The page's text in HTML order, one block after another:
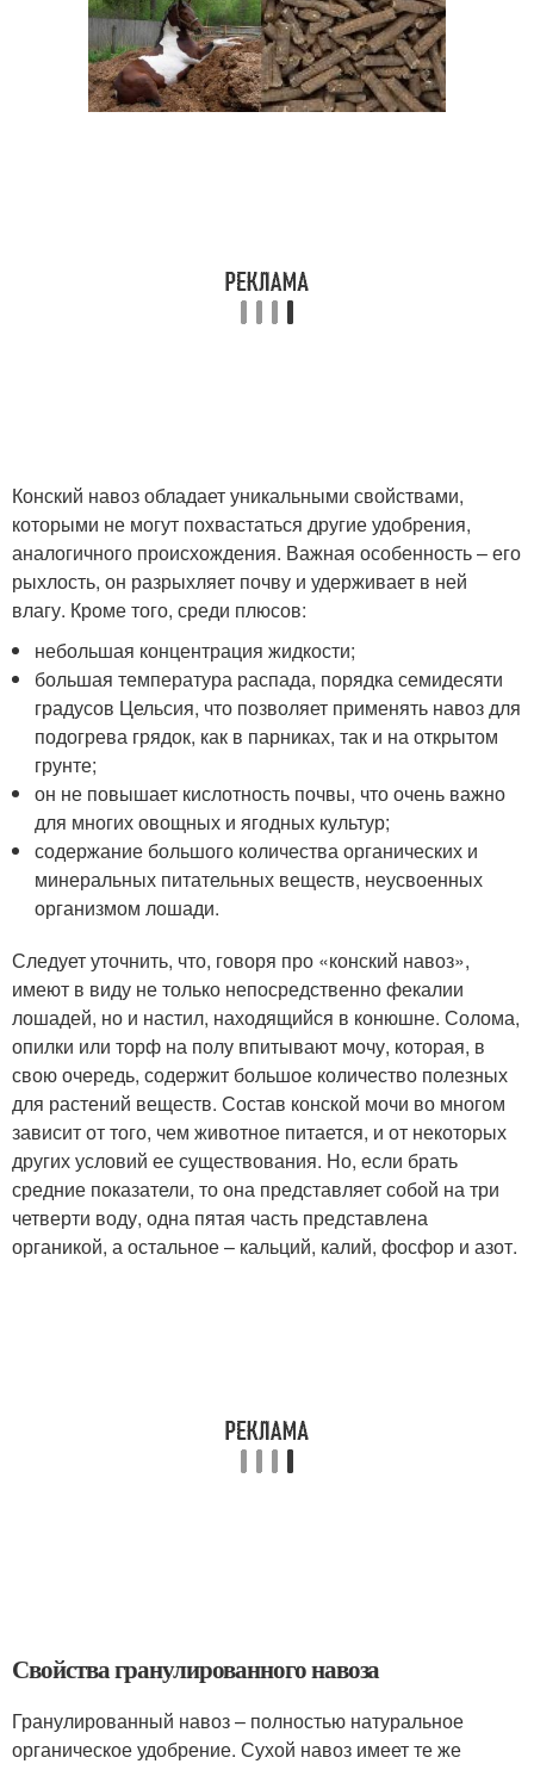
Конский навоз обладает уникальными свойствами,
которыми не могут похвастаться другие удобрения,
аналогичного происхождения. Важная особенность – его
рыхлость, он разрыхляет почву и удерживает в ней
влагу. Кроме того, среди плюсов:
небольшая концентрация жидкости;
большая температура распада, порядка семидесяти
градусов Цельсия, что позволяет применять навоз для
подогрева грядок, как в парниках, так и на открытом
грунте;
он не повышает кислотность почвы, что очень важно
для многих овощных и ягодных культур;
содержание большого количества органических и
минеральных питательных веществ, неусвоенных
организмом лошади.
Следует уточнить, что, говоря про «конский навоз»,
имеют в виду не только непосредственно фекалии
лошадей, но и настил, находящийся в конюшне. Солома,
опилки или торф на полу впитывают мочу, которая, в
свою очередь, содержит большое количество полезных
для растений веществ. Состав конской мочи во многом
зависит от того, чем животное питается, и от некоторых
других условий ее существования. Но, если брать
средние показатели, то она представляет собой на три
четверти воду, одна пятая часть представлена
органикой, а остальное – кальций, калий, фосфор и азот.
Свойства гранулированного навоза
Гранулированный навоз – полностью натуральное
органическое удобрение. Сухой навоз имеет те же